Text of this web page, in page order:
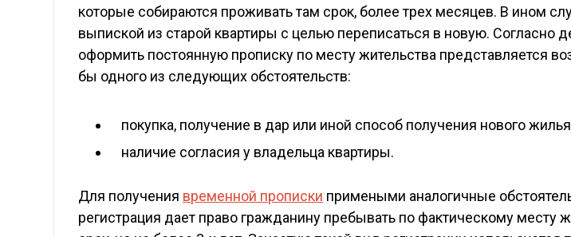
которые собираются проживать там срок, более трех месяцев. В ином
выпиской из старой квартиры с целью переписаться в новую. Согласно
оформить постоянную прописку по месту жительства представляется
бы одного из следующих обстоятельств:
покупка, получение в дар или иной способ получения нового жилья
наличие согласия у владельца квартиры.
Для получения временной прописки примеными аналогичные
регистрация дает право гражданину пребывать по фактическому месту